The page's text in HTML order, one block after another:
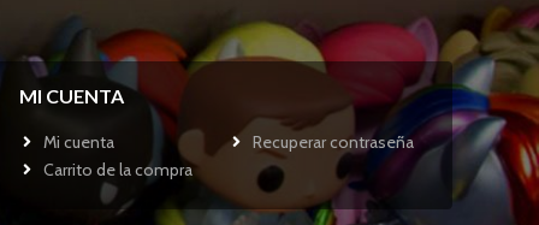
MI CUENTA
Mi cuenta
Recuperar contraseña
Carrito de la compra